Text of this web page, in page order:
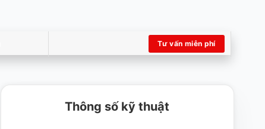
Tư vấn miễn phí
Thông số kỹ thuật